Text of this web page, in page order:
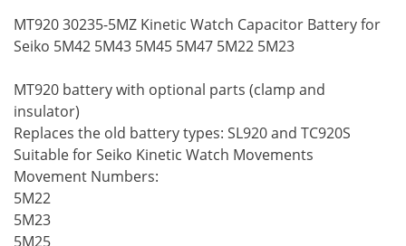
MT920 30235-5MZ Kinetic Watch Capacitor Battery for
Seiko 5M42 5M43 5M45 5M47 5M22 5M23
MT920 battery with optional parts (clamp and
insulator)
Replaces the old battery types: SL920 and TC920S
Suitable for Seiko Kinetic Watch Movements
Movement Numbers:
5M22
5M23
5M25